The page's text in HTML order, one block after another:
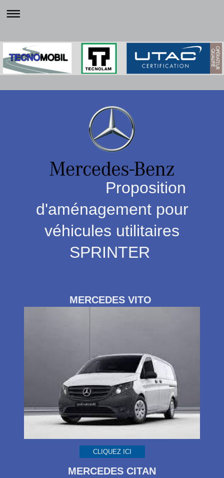
Proposition
d'aménagement pour
véhicules utilitaires
SPRINTER
MERCEDES VITO
CLIQUEZ ICI
MERCEDES CITAN